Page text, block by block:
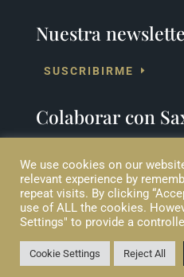
Nuestra
SUSCRIBIRME
Colaborar con
© 2020 Saxum Ltd (CC). Las
Saxum Ltd (CC) incluyen
Todos los derechos reservados |
Cookies|Términos
We use cookies on our
relevant experience by
repeat visits. By clicking
use of ALL the cookies.
Settings" to provide a
Cookie Settings Reject All